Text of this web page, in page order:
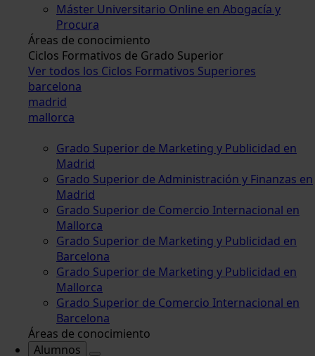
Máster Universitario Online en Abogacía y
Procura
Áreas de conocimiento
Ciclos Formativos de Grado Superior
Ver todos los Ciclos Formativos Superiores
barcelona
madrid
mallorca
Grado Superior de Marketing y Publicidad en
Madrid
Grado Superior de Administración y Finanzas en
Madrid
Grado Superior de Comercio Internacional en
Mallorca
Grado Superior de Marketing y Publicidad en
Barcelona
Grado Superior de Marketing y Publicidad en
Mallorca
Grado Superior de Comercio Internacional en
Barcelona
Áreas de conocimiento
Alumnos